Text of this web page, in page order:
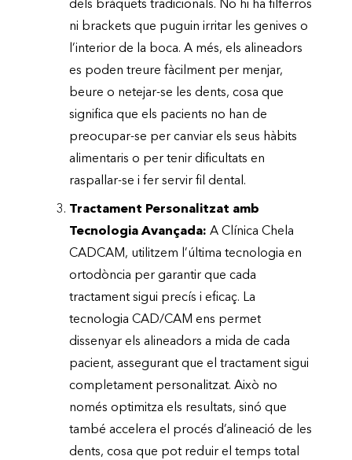
dels bràquets tradicionals. No hi ha filferros
ni brackets que puguin irritar les genives o
l’interior de la boca. A més, els alineadors
es poden treure fàcilment per menjar,
beure o netejar-se les dents, cosa que
significa que els pacients no han de
preocupar-se per canviar els seus hàbits
alimentaris o per tenir dificultats en
raspallar-se i fer servir fil dental.
Tractament Personalitzat amb
Tecnologia Avançada: A Clínica Chela
CADCAM, utilitzem l’última tecnologia en
ortodòncia per garantir que cada
tractament sigui precís i eficaç. La
tecnologia CAD/CAM ens permet
dissenyar els alineadors a mida de cada
pacient, assegurant que el tractament sigui
completament personalitzat. Això no
només optimitza els resultats, sinó que
també accelera el procés d’alineació de les
dents, cosa que pot reduir el temps total